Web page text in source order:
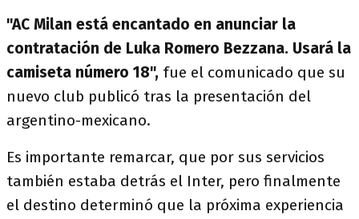
"AC Milan está encantado en anunciar la
contratación de Luka Romero Bezzana. Usará la
camiseta número 18", fue el comunicado que su
nuevo club publicó tras la presentación del
argentino-mexicano.
Es importante remarcar, que por sus servicios
también estaba detrás el Inter, pero finalmente
el destino determinó que la próxima experiencia